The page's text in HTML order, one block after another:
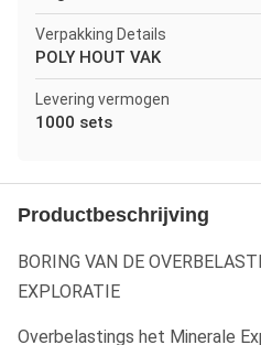
Verpakking Details
POLY HOUT VAK
Levering vermogen
1000 sets
Productbeschrijving
BORING VAN DE
EXPLORATIE
Overbelastings het Minerale